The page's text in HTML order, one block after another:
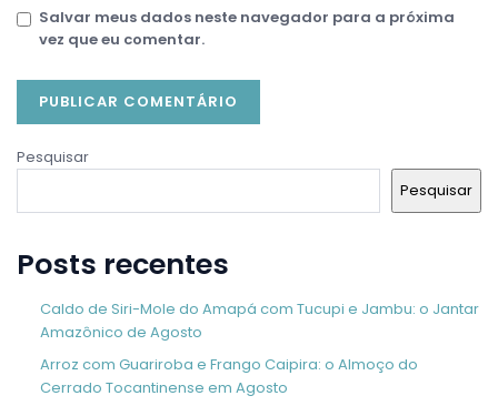
Salvar meus dados neste navegador para a próxima
vez que eu comentar.
Pesquisar
Pesquisar
Posts recentes
Caldo de Siri-Mole do Amapá com Tucupi e Jambu: o Jantar
Amazônico de Agosto
Arroz com Guariroba e Frango Caipira: o Almoço do
Cerrado Tocantinense em Agosto